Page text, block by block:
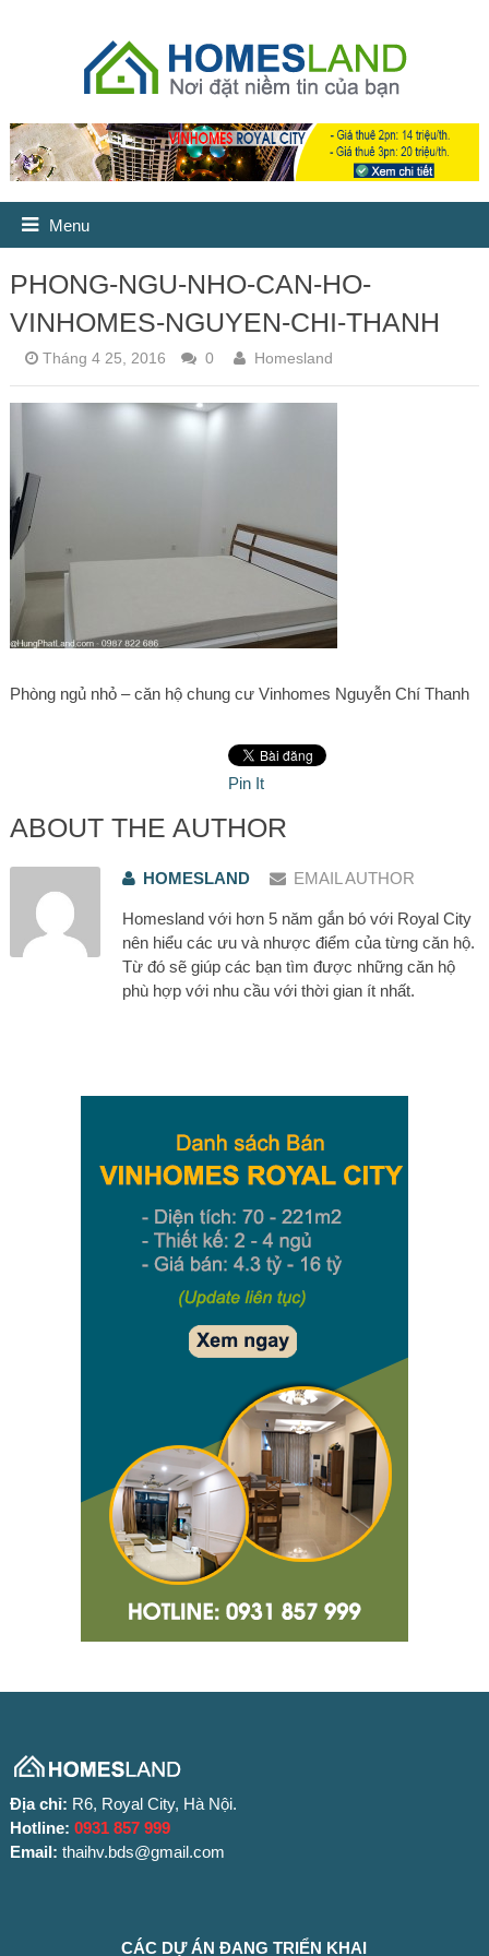
Menu
PHONG-NGU-NHO-CAN-HO-
VINHOMES-NGUYEN-CHI-THANH
Tháng 4 25, 2016 0 Homesland
Phòng ngủ nhỏ – căn hộ chung cư Vinhomes Nguyễn Chí Thanh
Pin It
ABOUT THE AUTHOR
HOMESLAND EMAIL AUTHOR
Homesland với hơn 5 năm gắn bó với Royal City
nên hiểu các ưu và nhược điểm của từng căn hộ.
Từ đó sẽ giúp các bạn tìm được những căn hộ
phù hợp với nhu cầu với thời gian ít nhất.
Địa chỉ: R6, Royal City, Hà Nội.
Hotline: 0931 857 999
Email: thaihv.bds@gmail.com
CÁC DỰ ÁN ĐANG TRIỂN KHAI